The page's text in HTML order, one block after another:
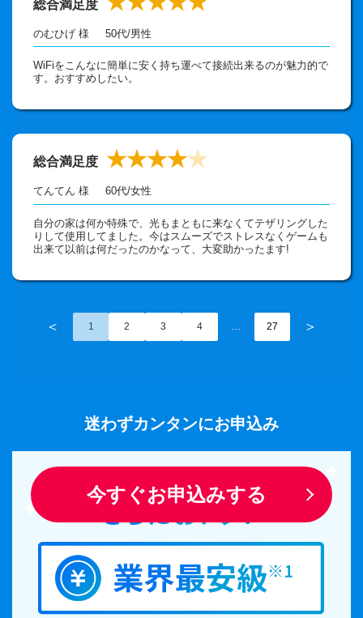
総合満足度
のむひげ 様 50代/男性
WiFiをこんなに簡単に安く持ち運べて接続出来るのが魅力的で
す。おすすめしたい。
総合満足度 ★★★★★
てんてん 様 60代/女性
自分の家は何か特殊で、光もまともに来なくてテザリングした
りして使用してました。今はスムーズでストレスなくゲームも
出来て以前は何だったのかなって、大変助かったます!
＜ 1 2 3 4 … 27 ＞
迷わずカンタンにお申込み
今すぐお申込みする